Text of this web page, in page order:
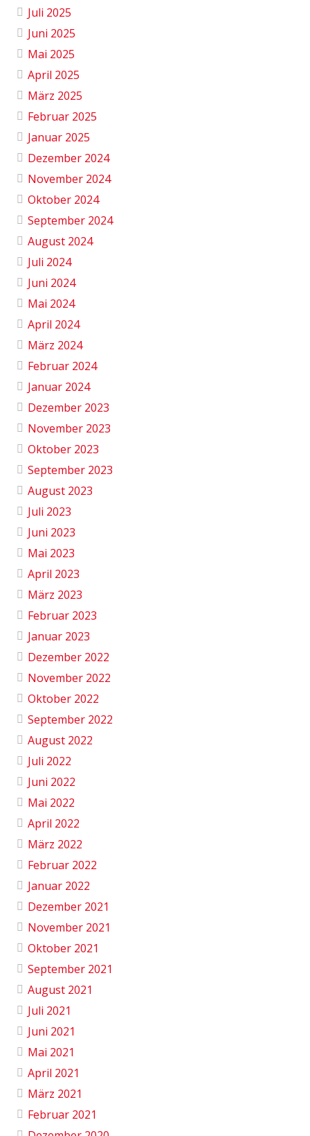
Juli 2025
Juni 2025
Mai 2025
April 2025
März 2025
Februar 2025
Januar 2025
Dezember 2024
November 2024
Oktober 2024
September 2024
August 2024
Juli 2024
Juni 2024
Mai 2024
April 2024
März 2024
Februar 2024
Januar 2024
Dezember 2023
November 2023
Oktober 2023
September 2023
August 2023
Juli 2023
Juni 2023
Mai 2023
April 2023
März 2023
Februar 2023
Januar 2023
Dezember 2022
November 2022
Oktober 2022
September 2022
August 2022
Juli 2022
Juni 2022
Mai 2022
April 2022
März 2022
Februar 2022
Januar 2022
Dezember 2021
November 2021
Oktober 2021
September 2021
August 2021
Juli 2021
Juni 2021
Mai 2021
April 2021
März 2021
Februar 2021